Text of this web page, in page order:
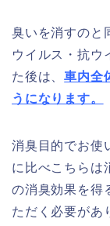
臭いを消すのと
ウイルス・抗ウ
た後は、車内全
うになります。
消臭目的でお使
に比べこちらは
の消臭効果を得
ただく必要があ